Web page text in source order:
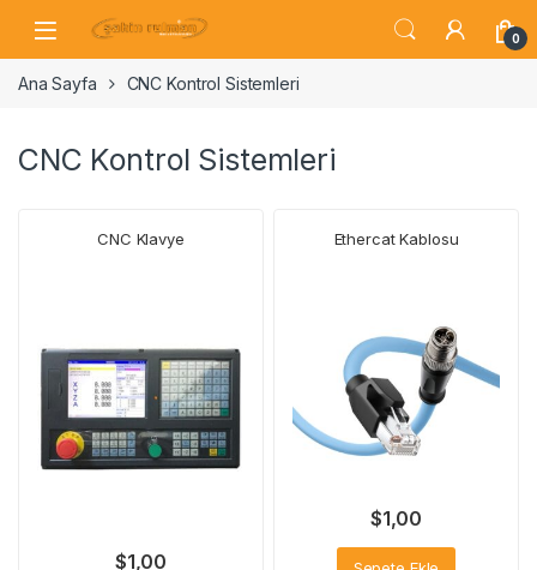
0
Ana Sayfa CNC Kontrol Sistemleri
CNC Kontrol Sistemleri
CNC Klavye
$1,00
Ethercat Kablosu
$1,00